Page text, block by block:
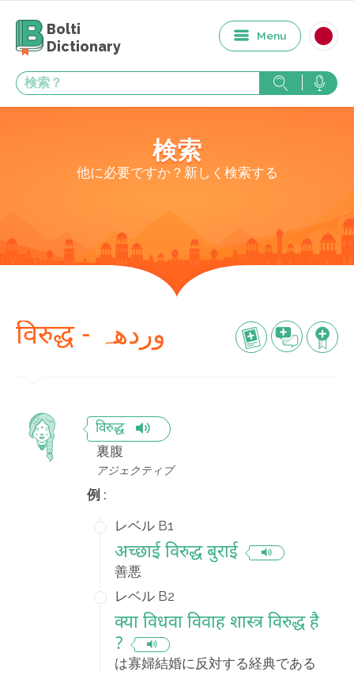
Bolti
Dictionary
Menu
検索
他に必要ですか？新しく検索する
विरुद्ध - وردهہ
विरुद्ध
裏腹
アジェクティブ
例 :
レベル B1
अच्छाई विरुद्ध बुराई
善悪
レベル B2
क्या विधवा विवाह शास्त्र विरुद्ध है
?
は寡婦結婚に反対する経典である